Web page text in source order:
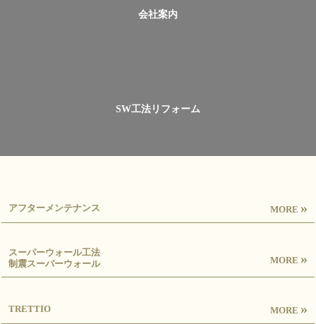
会社案内
SW工法リフォーム
アフターメンテナンス MORE »
スーパーウォール工法
制震スーパーウォール
MORE »
TRETTIO MORE »